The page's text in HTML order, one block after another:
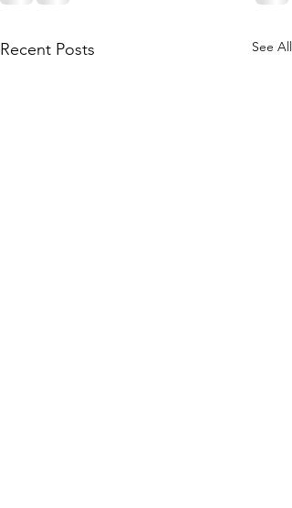
Recent Posts See All